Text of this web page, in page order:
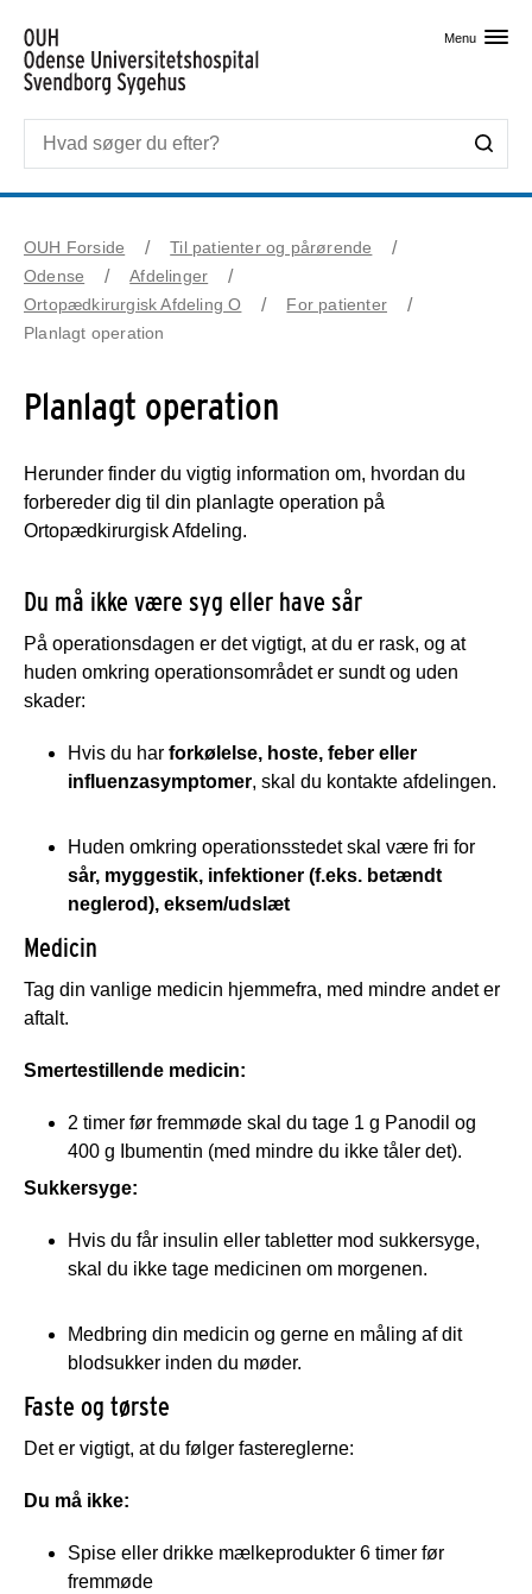
Menu
OUH Forside
Til patienter og pårørende
Odense
Afdelinger
Ortopædkirurgisk Afdeling O
For patienter
Planlagt operation
Planlagt operation
Herunder finder du vigtig information om, hvordan du
forbereder dig til din planlagte operation på
Ortopædkirurgisk Afdeling.
Du må ikke være syg eller have sår
På operationsdagen er det vigtigt, at du er rask, og at
huden omkring operationsområdet er sundt og uden
skader:
Hvis du har forkølelse, hoste, feber eller
influenzasymptomer, skal du kontakte afdelingen.
Huden omkring operationsstedet skal være fri for
sår, myggestik, infektioner (f.eks. betændt
neglerod), eksem/udslæt
Medicin
Tag din vanlige medicin hjemmefra, med mindre andet er
aftalt.
Smertestillende medicin:
2 timer før fremmøde skal du tage 1 g Panodil og
400 g Ibumentin (med mindre du ikke tåler det).
Sukkersyge:
Hvis du får insulin eller tabletter mod sukkersyge,
skal du ikke tage medicinen om morgenen.
Medbring din medicin og gerne en måling af dit
blodsukker inden du møder.
Faste og tørste
Det er vigtigt, at du følger fastereglerne:
Du må ikke:
Spise eller drikke mælkeprodukter 6 timer før
fremmøde